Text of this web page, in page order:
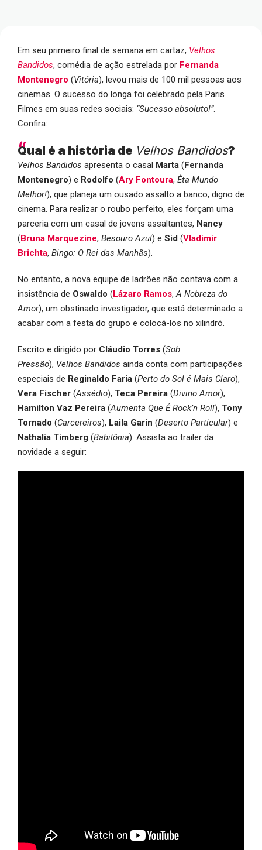
Em seu primeiro final de semana em cartaz, Velhos
Bandidos, comédia de ação estrelada por Fernanda
Montenegro (Vitória), levou mais de 100 mil pessoas aos
cinemas. O sucesso do longa foi celebrado pela Paris
Filmes em suas redes sociais: “Sucesso absoluto!”.
Confira:
Qual é a história de Velhos Bandidos?
Velhos Bandidos apresenta o casal Marta (Fernanda
Montenegro) e Rodolfo (Ary Fontoura, Êta Mundo
Melhor!), que planeja um ousado assalto a banco, digno de
cinema. Para realizar o roubo perfeito, eles forçam uma
parceria com um casal de jovens assaltantes, Nancy
(Bruna Marquezine, Besouro Azul) e Sid (Vladimir
Brichta, Bingo: O Rei das Manhãs).
No entanto, a nova equipe de ladrões não contava com a
insistência de Oswaldo (Lázaro Ramos,A Nobreza do
Amor), um obstinado investigador, que está determinado a
acabar com a festa do grupo e colocá-los no xilindró.
Escrito e dirigido por Cláudio Torres (Sob
Pressão), Velhos Bandidos ainda conta com participações
especiais de Reginaldo Faria (Perto do Sol é Mais Claro),
Vera Fischer (Assédio), Teca Pereira (Divino Amor),
Hamilton Vaz Pereira (Aumenta Que É Rock’n Roll), Tony
Tornado (Carcereiros), Laila Garin (Deserto Particular) e
Nathalia Timberg (Babilônia). Assista ao trailer da
novidade a seguir: